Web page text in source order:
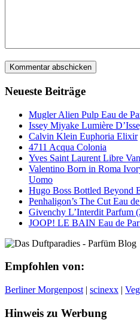
Neueste Beiträge
Mugler Alien Pulp Eau de
Issey Miyake Lumière
Calvin Klein Euphoria Elixir
4711 Acqua Colonia
Yves Saint Laurent Libre
Valentino Born in Roma
Uomo
Hugo Boss Bottled Beyond
Penhaligon’s The Cut Eau
Givenchy L’Interdit Parfum
JOOP! LE BAIN Eau de
Empfohlen von:
Berliner Morgenpost | scinexx |
Hinweis zu Werbung